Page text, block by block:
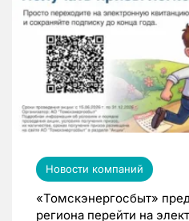
Новости компаний
«Томскэнергосбыт»
региона перейти на